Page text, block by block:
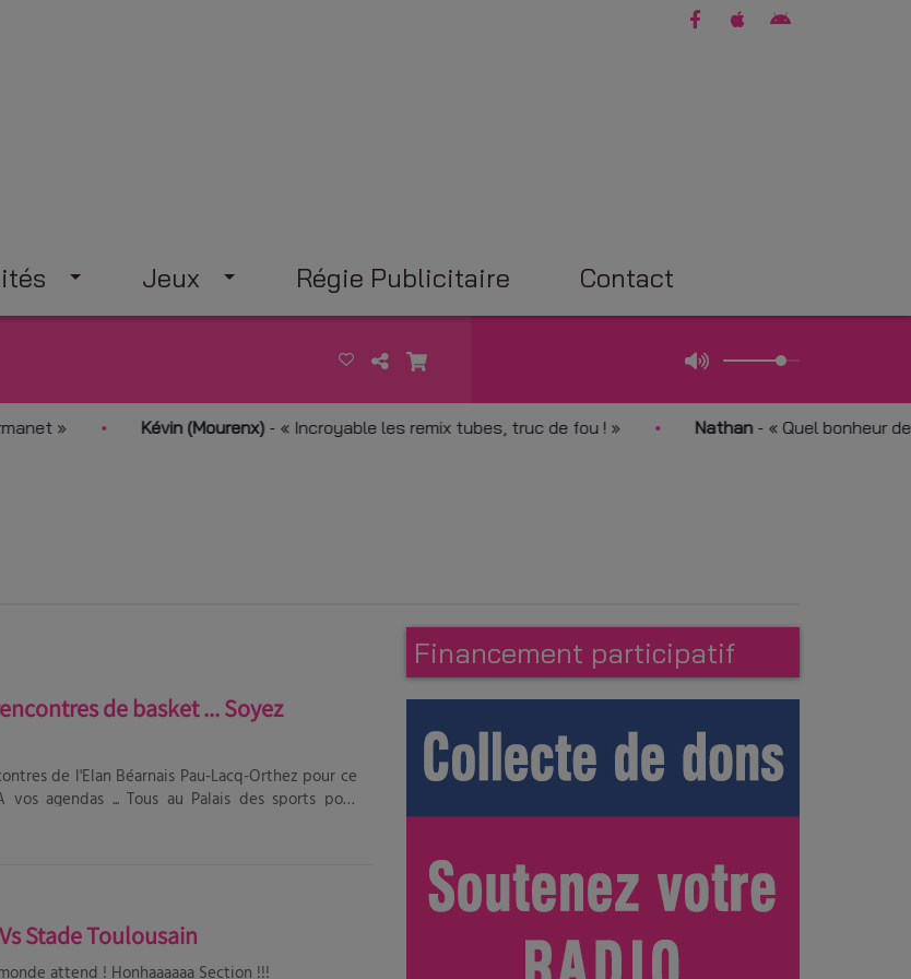
Jeux Régie Publicitaire Contact
Kévin (Mourenx)- Incroyable les remix tubes, truc de fou ! Nathan- Quel bonheur de
de basket ... Soyez
de l'Elan Béarnais Pau-Lacq-Orthez pour ce
vos agendas ... Tous au Palais des sports pour
Stade Toulousain
attend ! Honhaaaaaa Section !!!
Financement participatif